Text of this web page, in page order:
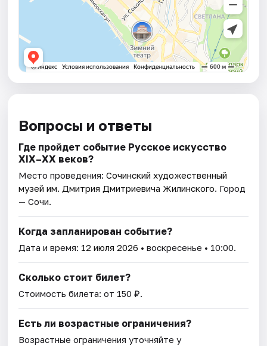
Вопросы и ответы
Где пройдет событие Русское искусство
XIX–XX веков?
Место проведения:Сочинский художественный
музей им. Дмитрия Дмитриевича Жилинского. Город
— Сочи.
Когда запланирован событие?
Дата и время: 12 июля 2026 • воскресенье • 10:00.
Сколько стоит билет?
Стоимость билета: от 150 ₽.
Есть ли возрастные ограничения?
Возрастные ограничения уточняйте у